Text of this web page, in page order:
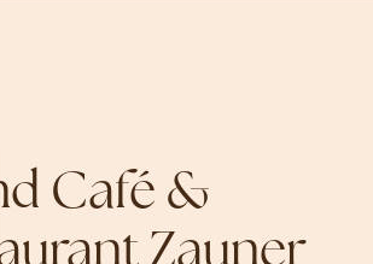
Café &